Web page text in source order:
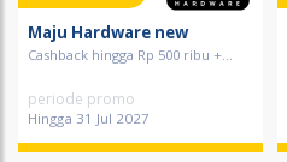
Maju Hardware new
Cashback hingga Rp 500 ribu +...
periode promo
Hingga 31 Jul 2027